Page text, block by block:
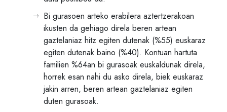
Bi gurasoen arteko erabilera aztertzerakoan
ikusten da gehiago direla beren artean
gaztelaniaz hitz egiten dutenak (%55) euskaraz
egiten dutenak baino (%40). Kontuan hartuta
familien %64an bi gurasoak euskaldunak direla,
horrek esan nahi du asko direla, biek euskaraz
jakin arren, beren artean gaztelaniaz egiten
duten gurasoak.